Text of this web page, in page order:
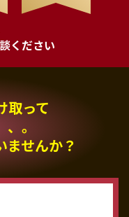
ください
取って
。
ませんか？